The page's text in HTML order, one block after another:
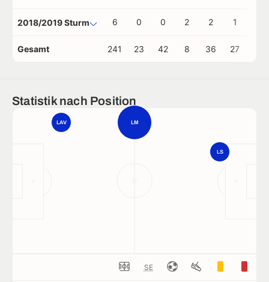
2018/2019 Sturm 6 0 0 2 2 1
Gesamt 241 23 42 8 36 27
Statistik nach Position
LM
LAV
LS
SE